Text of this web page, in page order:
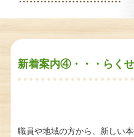
新着案内④・・・らく
職員や地域の方から、新しい